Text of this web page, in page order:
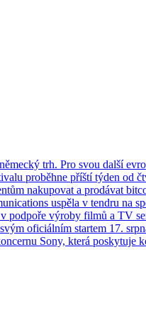
trh. Pro svou další
proběhne příští týden od
nakupovat a prodávat
uspěla v tendru na
podpoře výroby filmů a TV
oficiálním startem 17.
Sony, která poskytuje